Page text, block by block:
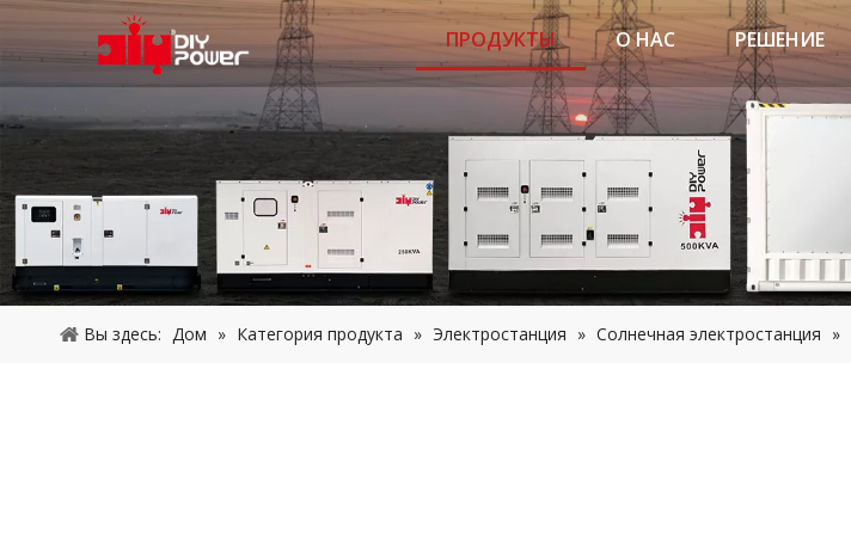
ПРОДУКТЫ О НАС РЕШЕНИЕ
Вы здесь: Дом » Категория продукта » Электростанция » Солнечная электростанция »